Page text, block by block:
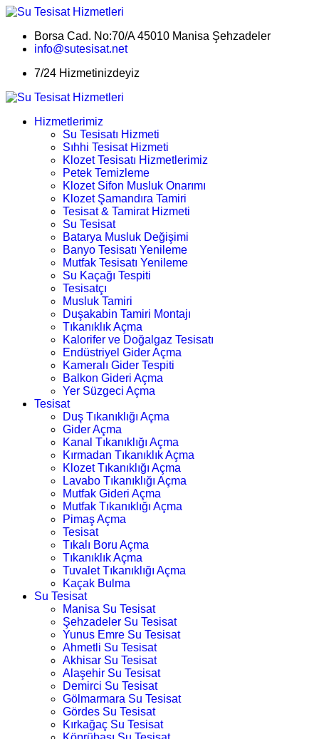
Borsa Cad. No:70/A 45010 Manisa Şehzadeler
info@sutesisat.net
7/24 Hizmetinizdeyiz
Hizmetlerimiz
Su Tesisatı Hizmeti
Sıhhi Tesisat Hizmeti
Klozet Tesisatı Hizmetlerimiz
Petek Temizleme
Klozet Sifon Musluk Onarımı
Klozet Şamandıra Tamiri
Tesisat & Tamirat Hizmeti
Su Tesisat
Batarya Musluk Değişimi
Banyo Tesisatı Yenileme
Mutfak Tesisatı Yenileme
Su Kaçağı Tespiti
Tesisatçı
Musluk Tamiri
Duşakabin Tamiri Montajı
Tıkanıklık Açma
Kalorifer ve Doğalgaz Tesisatı
Endüstriyel Gider Açma
Kameralı Gider Tespiti
Balkon Gideri Açma
Yer Süzgeci Açma
Tesisat
Duş Tıkanıklığı Açma
Gider Açma
Kanal Tıkanıklığı Açma
Kırmadan Tıkanıklık Açma
Klozet Tıkanıklığı Açma
Lavabo Tıkanıklığı Açma
Mutfak Gideri Açma
Mutfak Tıkanıklığı Açma
Pimaş Açma
Tesisat
Tıkalı Boru Açma
Tıkanıklık Açma
Tuvalet Tıkanıklığı Açma
Kaçak Bulma
Su Tesisat
Manisa Su Tesisat
Şehzadeler Su Tesisat
Yunus Emre Su Tesisat
Ahmetli Su Tesisat
Akhisar Su Tesisat
Alaşehir Su Tesisat
Demirci Su Tesisat
Gölmarmara Su Tesisat
Gördes Su Tesisat
Kırkağaç Su Tesisat